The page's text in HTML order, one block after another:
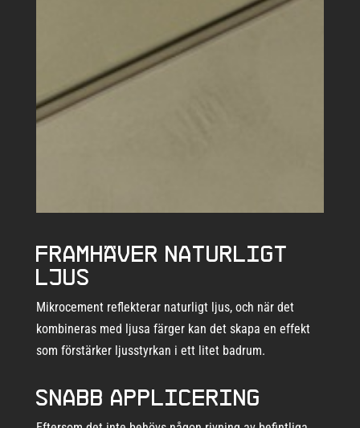
Framhäver naturligt
ljus
Mikrocement reflekterar naturligt ljus, och när det
kombineras med ljusa färger kan det skapa en effekt
som förstärker ljusstyrkan i ett litet badrum.
Snabb applicering